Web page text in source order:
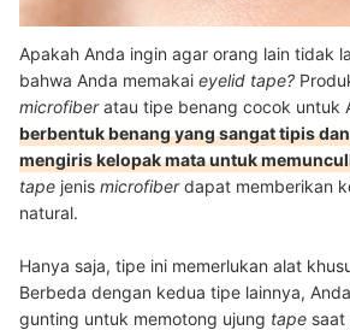
Apakah Anda ingin agar orang lain tidak
bahwa Anda memakai eyelid tape?
microfiberatau tipe benang cocok untuk
berbentuk benang yang sangat tipis
mengiris kelopak mata untuk
tape jenis microfiberdapat memberikan
natural.
Hanya saja, tipe ini memerlukan alat
Berbeda dengan kedua tipe lainnya,
gunting untuk memotong ujung tape saat